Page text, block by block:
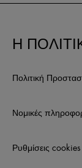
Η
Πολιτική
Νομικές
Ρυθμίσεις cookies